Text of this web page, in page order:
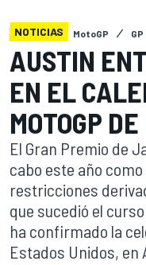
NOTICIAS MotoGP
AUSTIN
EN EL
MOTOGP
El Gran Premio de
cabo este año
restricciones
que sucedió el
ha confirmado la
Estados Unidos, en